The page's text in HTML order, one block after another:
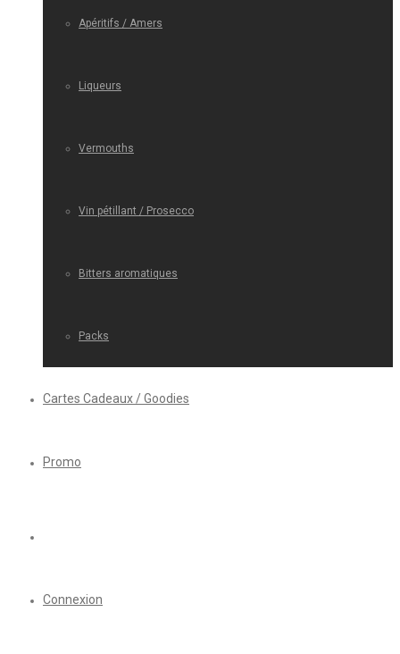
Apéritifs / Amers
Liqueurs
Vermouths
Vin pétillant / Prosecco
Bitters aromatiques
Packs
Cartes Cadeaux / Goodies
Promo
Connexion